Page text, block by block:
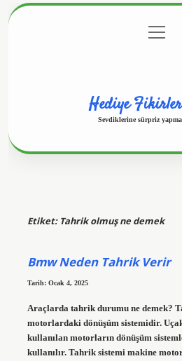
Gizlilik Politikası
menüyü
aç
Hediye
Sevdiklerine sürpriz
Etiket: Tahrik olmuş ne demek
Bmw Neden Tahrik Verir
Tarih: Ocak 4, 2025
Araçlarda tahrik durumu ne demek?
motorlardaki dönüşüm sistemidir.
kullanılan motorların dönüşüm
kullanılır. Tahrik sistemi makine